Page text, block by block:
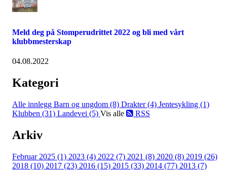
Meld deg på Stomperudrittet 2022 og bli med vårt
klubbmesterskap
04.08.2022
Kategori
Alle innlegg Barn og ungdom (8) Drakter (4) Jentesykling (1)
Klubben (31) Landevei (5) Vis alle RSS
Arkiv
Februar 2025 (1) 2023 (4) 2022 (7) 2021 (8) 2020 (8) 2019 (26)
2018 (10) 2017 (23) 2016 (15) 2015 (33) 2014 (77) 2013 (7)